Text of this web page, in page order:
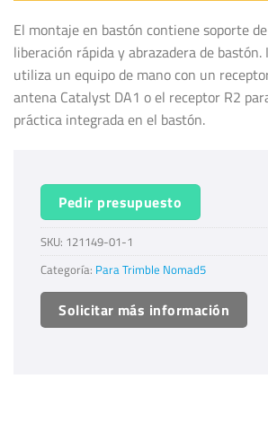
El montaje en bastón contiene soporte
liberación rápida y abrazadera de bastón.
utiliza un equipo de mano con un
antena Catalyst DA1 o el receptor R2
práctica integrada en el bastón.
Pedir presupuesto
SKU: 121149-01-1
Categoría: Para Trimble Nomad5
Solicitar más información